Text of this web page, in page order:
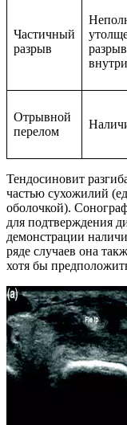
Частичный
разрыв
Отрывной
перелом
Тендосиновит
частью сухожилий
оболочкой).
для подтверждения
демонстрации
ряде случаев она
хотя бы